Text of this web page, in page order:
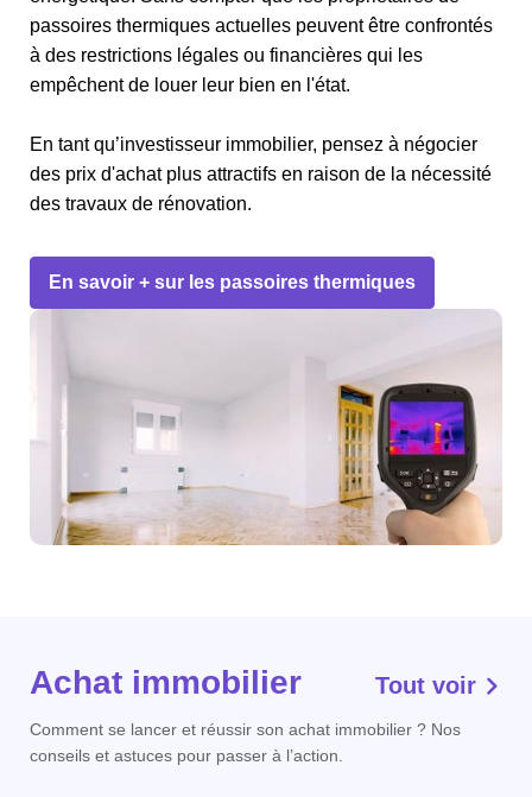
passoires thermiques actuelles peuvent être confrontés
à des restrictions légales ou financières qui les
empêchent de louer leur bien en l'état.
En tant qu’investisseur immobilier, pensez à négocier
des prix d'achat plus attractifs en raison de la nécessité
des travaux de rénovation.
En savoir + sur les passoires thermiques
Achat immobilier Tout voir
Comment se lancer et réussir son achat immobilier ? Nos
conseils et astuces pour passer à l’action.